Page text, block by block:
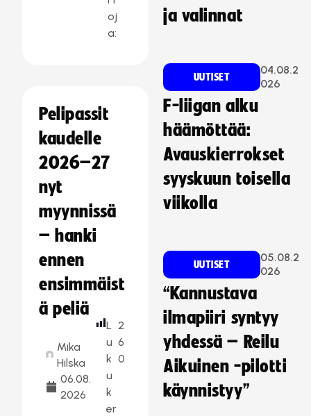
oj
a:
Pelipassit
kaudelle
2026–27
nyt
myynnissä
– hanki
ennen
ensimmäist
ä peliä
Mika
Hilska
06.08.
2026
L
u
k
u
k
er
2
6
0
ja valinnat
UUTISET
04.08.2
026
F-liigan alku
häämöttää:
Avauskierrokset
syyskuun toisella
viikolla
UUTISET
05.08.2
026
“Kannustava
ilmapiiri syntyy
yhdessä – Reilu
Aikuinen -pilotti
käynnistyy”